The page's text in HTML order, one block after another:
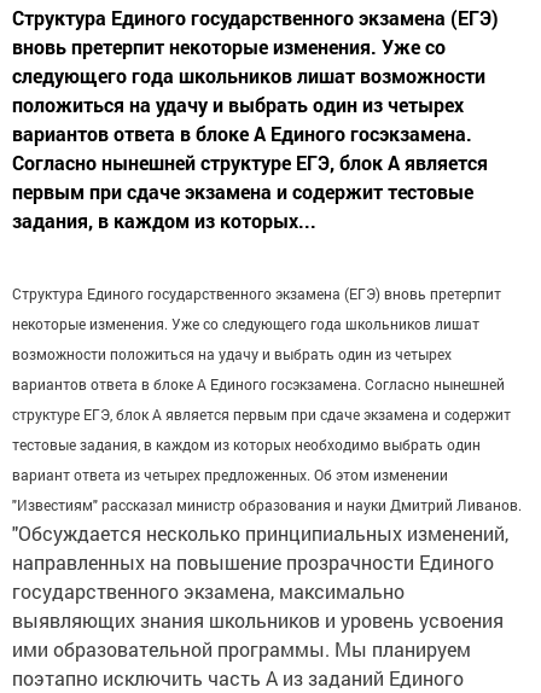
Структура Единого государственного экзамена (ЕГЭ)
вновь претерпит некоторые изменения. Уже со
следующего года школьников лишат возможности
положиться на удачу и выбрать один из четырех
вариантов ответа в блоке А Единого госэкзамена.
Согласно нынешней структуре ЕГЭ, блок A является
первым при сдаче экзамена и содержит тестовые
задания, в каждом из которых...
Структура Единого государственного экзамена (ЕГЭ) вновь претерпит
некоторые изменения. Уже со следующего года школьников лишат
возможности положиться на удачу и выбрать один из четырех
вариантов ответа в блоке А Единого госэкзамена. Согласно нынешней
структуре ЕГЭ, блок A является первым при сдаче экзамена и содержит
тестовые задания, в каждом из которых необходимо выбрать один
вариант ответа из четырех предложенных. Об этом изменении
"Известиям" рассказал министр образования и науки Дмитрий Ливанов.
"Обсуждается несколько принципиальных изменений,
направленных на повышение прозрачности Единого
государственного экзамена, максимально
выявляющих знания школьников и уровень усвоения
ими образовательной программы. Мы планируем
поэтапно исключить часть А из заданий Единого